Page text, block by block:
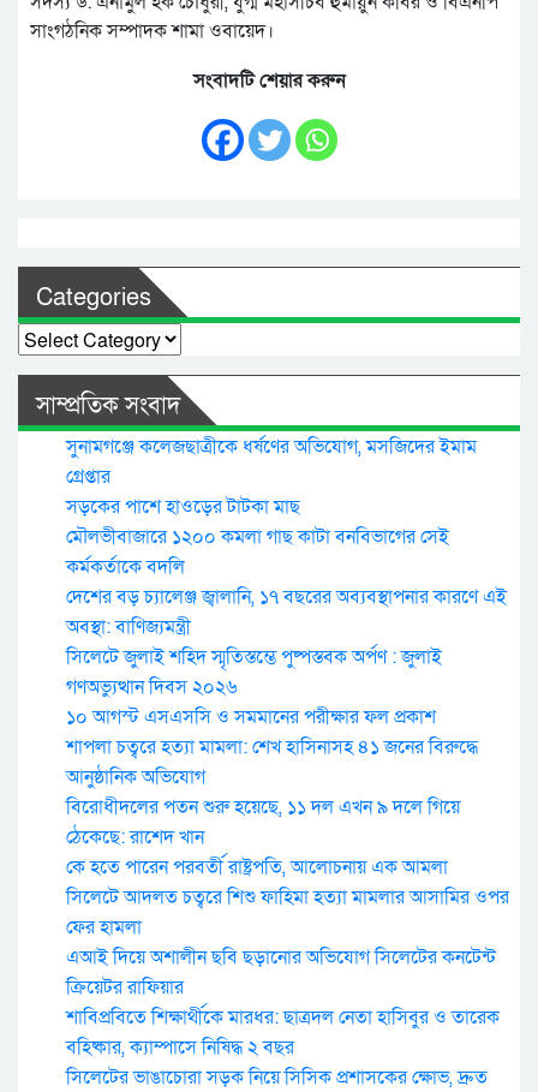
সাংগঠনিক সম্পাদক শামা ওবায়েদ।
সংবাদটি শেয়ার করুন
Categories
Categories
সাম্প্রতিক সংবাদ
সুনামগঞ্জে কলেজছাত্রীকে ধর্ষণের অভিযোগ, মসজিদের ইমাম
গ্রেপ্তার
সড়কের পাশে হাওড়ের টাটকা মাছ
মৌলভীবাজারে ১২০০ কমলা গাছ কাটা বনবিভাগের সেই
কর্মকর্তাকে বদলি
দেশের বড় চ্যালেঞ্জ জ্বালানি, ১৭ বছরের অব্যবস্থাপনার কারণে এই
অবস্থা: বাণিজ্যমন্ত্রী
সিলেটে জুলাই শহিদ স্মৃতিস্তম্ভে পুষ্পস্তবক অর্পণ : জুলাই
গণঅভ্যুত্থান দিবস ২০২৬
১০ আগস্ট এসএসসি ও সমমানের পরীক্ষার ফল প্রকাশ
শাপলা চত্বরে হত্যা মামলা: শেখ হাসিনাসহ ৪১ জনের বিরুদ্ধে
আনুষ্ঠানিক অভিযোগ
বিরোধীদলের পতন শুরু হয়েছে, ১১ দল এখন ৯ দলে গিয়ে
ঠেকেছে: রাশেদ খান
কে হতে পারেন পরবর্তী রাষ্ট্রপতি, আলোচনায় এক আমলা
সিলেটে আদলত চত্বরে শিশু ফাহিমা হত্যা মামলার আসামির ওপর
ফের হামলা
এআই দিয়ে অশালীন ছবি ছড়ানোর অভিযোগ সিলেটের কনটেন্ট
ক্রিয়েটর রাফিয়ার
শাবিপ্রবিতে শিক্ষার্থীকে মারধর: ছাত্রদল নেতা হাসিবুর ও তারেক
বহিষ্কার, ক্যাম্পাসে নিষিদ্ধ ২ বছর
সিলেটের ভাঙাচোরা সড়ক নিয়ে সিসিক প্রশাসকের ক্ষোভ, দ্রুত